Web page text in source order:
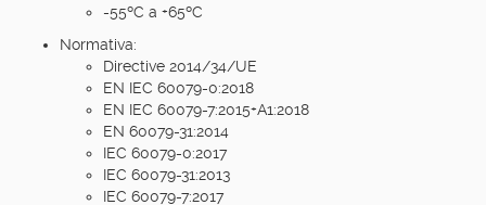
-55ºC a +65ºC
Normativa:
Directive 2014/34/UE
EN IEC 60079-0:2018
EN IEC 60079-7:2015+A1:2018
EN 60079-31:2014
IEC 60079-0:2017
IEC 60079-31:2013
IEC 60079-7:2017